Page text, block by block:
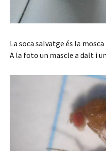
La soca salvatge és la
A la foto un mascle a dalt i